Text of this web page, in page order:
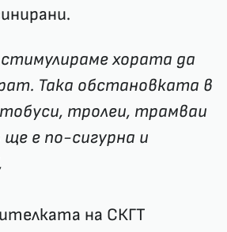
хората да
Така обстановката в
тролеи, трамваи
е по-сигурна и
на СКГТ